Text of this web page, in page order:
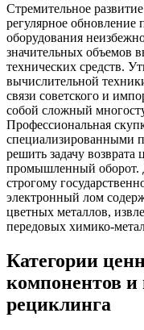
Стремительное
регулярное обновление
оборудования
значительных объемов
технических средств.
вычислительной
связи советского и
собой сложный
Профессиональная
специализированными
решить задачу
промышленный оборот.
строгому
электронный лом
цветных металлов,
передовых химико-
Категории
компонентов и
рециклинга